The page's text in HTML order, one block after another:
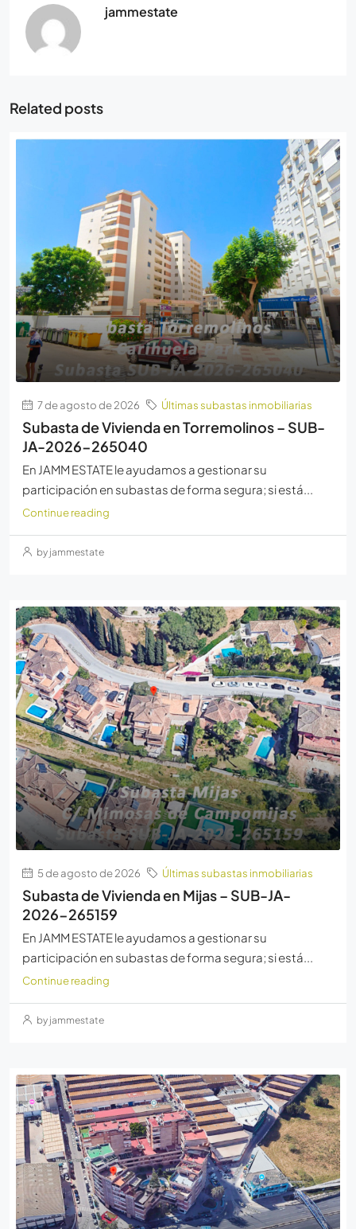
jammestate
Related posts
7 de agosto de 2026 Últimas subastas inmobiliarias
Subasta de Vivienda en Torremolinos – SUB-
JA-2026-265040
En JAMM ESTATE le ayudamos a gestionar su
participación en subastas de forma segura; si está...
Continue reading
by jammestate
5 de agosto de 2026 Últimas subastas inmobiliarias
Subasta de Vivienda en Mijas – SUB-JA-
2026-265159
En JAMM ESTATE le ayudamos a gestionar su
participación en subastas de forma segura; si está...
Continue reading
by jammestate